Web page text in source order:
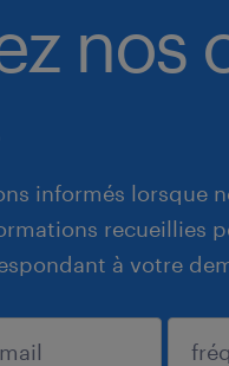
nos
informés lorsque
recueillies
à votre